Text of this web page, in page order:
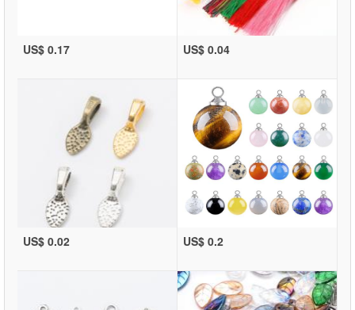
US$ 0.17 US$ 0.04
US$ 0.02 US$ 0.2